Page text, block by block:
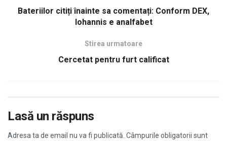
Bateriilor citiți înainte sa comentați: Conform DEX,
Iohannis e analfabet
Stirea urmatoare
Cercetat pentru furt calificat
Lasă un răspuns
Adresa ta de email nu va fi publicată. Câmpurile obligatorii sunt